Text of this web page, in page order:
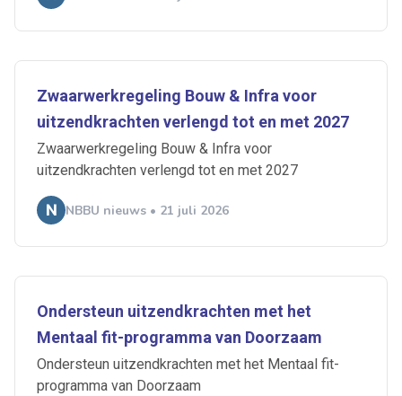
Zwaarwerkregeling Bouw & Infra voor
uitzendkrachten verlengd tot en met 2027
Zwaarwerkregeling Bouw & Infra voor
uitzendkrachten verlengd tot en met 2027
NBBU nieuws • 21 juli 2026
Ondersteun uitzendkrachten met het
Mentaal fit-programma van Doorzaam
Ondersteun uitzendkrachten met het Mentaal fit-
programma van Doorzaam